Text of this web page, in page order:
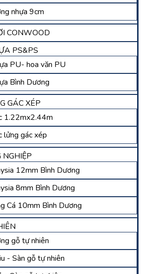
nhựa 9cm
CONWOOD
PS&PS
PU- hoa văn PU
Bình Dương
GÁC XÉP
1.22mx2.44m
lửng gác xép
NGHIỆP
12mm Bình Dương
8mm Bình Dương
Cá 10mm Bình Dương
gỗ tự nhiên
- Sàn gỗ tự nhiên